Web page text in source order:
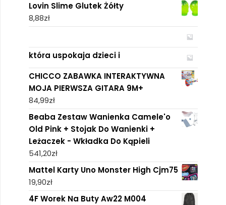
Lovin Slime Glutek Żółty
8,88zł
która uspokaja dzieci i
CHICCO ZABAWKA INTERAKTYWNA
MOJA PIERWSZA GITARA 9M+
84,99zł
Beaba Zestaw Wanienka Camele'o
Old Pink + Stojak Do Wanienki +
Leżaczek - Wkładka Do Kąpieli
541,20zł
Mattel Karty Uno Monster High Cjm75
19,90zł
4F Worek Na Buty Aw22 M004